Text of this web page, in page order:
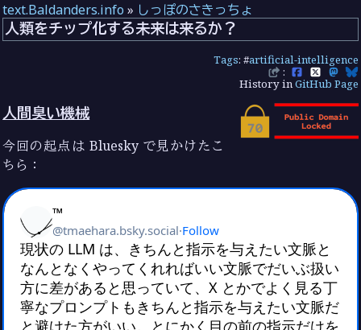
text.Baldanders.info » しっぽのさきっちょ
人類をチップ化する未来は来るか？
Tags: #artificial-intelligence
History inGitHub Page
人間臭い機械
今回の起点は Bluesky で見かけたこ
ちら：